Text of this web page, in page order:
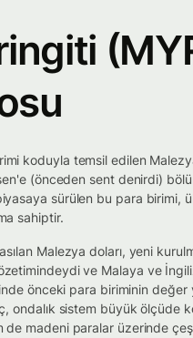
koduyla temsil edilen
(önceden sent denirdi)
sürülen bu para birimi,
sahiptir.
Malezya doları, yeni
ve Malaya ve
önceki para biriminin değer
ondalık sistem büyük ölçüde
de madeni paralar üzerinde